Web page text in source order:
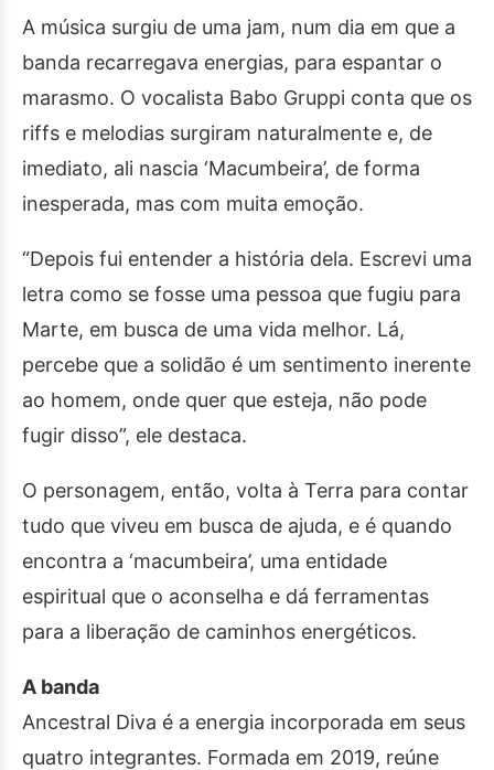
A música surgiu de uma jam, num dia em que a
banda recarregava energias, para espantar o
marasmo. O vocalista Babo Gruppi conta que os
riffs e melodias surgiram naturalmente e, de
imediato, ali nascia ‘Macumbeira’, de forma
inesperada, mas com muita emoção.
“Depois fui entender a história dela. Escrevi uma
letra como se fosse uma pessoa que fugiu para
Marte, em busca de uma vida melhor. Lá,
percebe que a solidão é um sentimento inerente
ao homem, onde quer que esteja, não pode
fugir disso”, ele destaca.
O personagem, então, volta à Terra para contar
tudo que viveu em busca de ajuda, e é quando
encontra a ‘macumbeira’, uma entidade
espiritual que o aconselha e dá ferramentas
para a liberação de caminhos energéticos.
A banda
Ancestral Diva é a energia incorporada em seus
quatro integrantes. Formada em 2019, reúne